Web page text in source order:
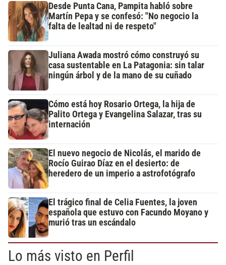
Desde Punta Cana, Pampita habló sobre
Martín Pepa y se confesó: "No negocio la
falta de lealtad ni de respeto"
Juliana Awada mostró cómo construyó su
casa sustentable en La Patagonia: sin talar
ningún árbol y de la mano de su cuñado
Cómo está hoy Rosario Ortega, la hija de
Palito Ortega y Evangelina Salazar, tras su
internación
El nuevo negocio de Nicolás, el marido de
Rocío Guirao Díaz en el desierto: de
heredero de un imperio a astrofotógrafo
El trágico final de Celia Fuentes, la joven
española que estuvo con Facundo Moyano y
murió tras un escándalo
Lo más visto en Perfil